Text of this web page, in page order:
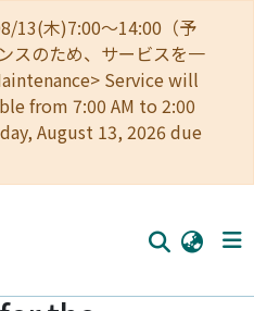
13(木)7:00～14:00（予
スのため、サービスを一
Service will
from 7:00 AM to 2:00
August 13, 2026 due